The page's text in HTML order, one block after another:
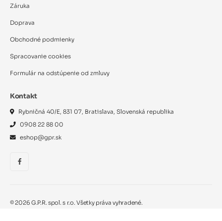
Záruka
Doprava
Obchodné podmienky
Spracovanie cookies
Formulár na odstúpenie od zmluvy
Kontakt
Rybničná 40/E, 831 07, Bratislava, Slovenská republika
0908 22 88 00
eshop@gpr.sk
© 2026 G.P.R. spol. s r.o. Všetky práva vyhradené.